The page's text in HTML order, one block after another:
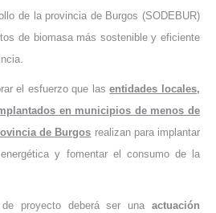
de la provincia de Burgos (SODEBUR)
de biomasa más sostenible y eficiente
el esfuerzo que lasentidades locales,
en municipios de menos de
de Burgos realizan para implantar
y fomentar el consumo de la
proyecto deberá ser una actuación